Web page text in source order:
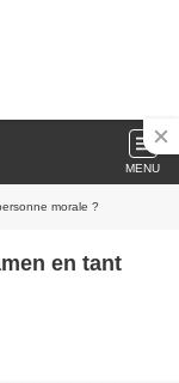
MENU
morale ?
en tant